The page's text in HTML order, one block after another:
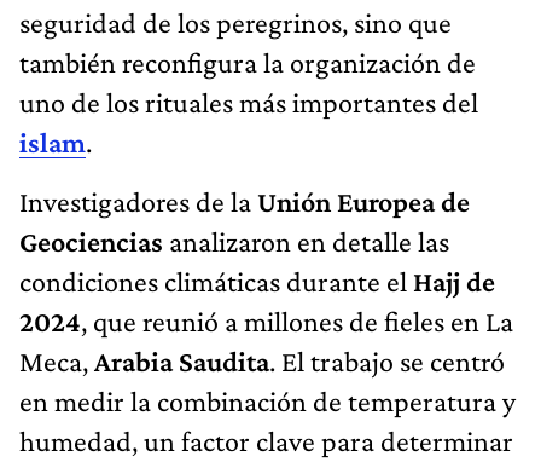
seguridad de los peregrinos, sino que
también reconfigura la organización de
uno de los rituales más importantes del
islam.
Investigadores de laUnión Europea de
Geociencias analizaron en detalle las
condiciones climáticas durante el Hajj de
2024, que reunió a millones de fieles en La
Meca,Arabia Saudita. El trabajo se centró
en medir la combinación de temperatura y
humedad, un factor clave para determinar